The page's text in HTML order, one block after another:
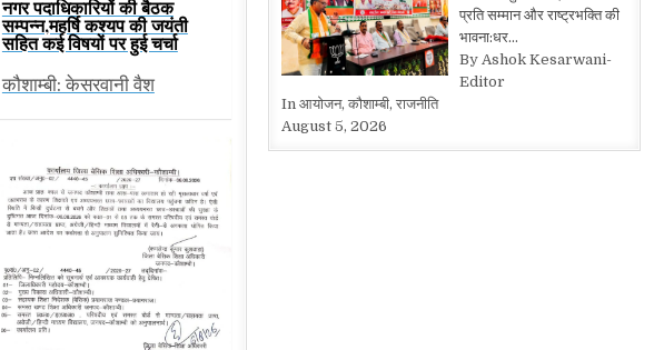
नगर पदाधिकारियों की बैठक
सम्पन्न,महर्षि कश्यप की जयंती
सहित कई विषयों पर हुई चर्चा
कौशाम्बी: केसरवानी वैश
प्रति सम्मान और राष्ट्रभक्ति की
भावना:धर…
By Ashok Kesarwani-
Editor
In आयोजन, कौशाम्बी, राजनीति
August 5, 2026